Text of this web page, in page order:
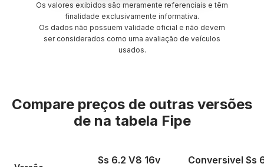
Os valores exibidos são meramente referenciais e têm
finalidade exclusivamente informativa.
Os dados não possuem validade oficial e não devem
ser considerados como uma avaliação de veículos
usados.
Compare preços de outras versões
de na tabela Fipe
Ss 6.2 V8 16v
Conversivel Ss